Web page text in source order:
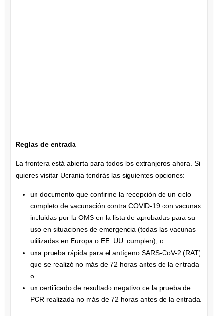
Reglas de entrada
La frontera está abierta para todos los extranjeros ahora. Si
quieres visitar Ucrania tendrás las siguientes opciones:
un documento que confirme la recepción de un ciclo
completo de vacunación contra COVID-19 con vacunas
incluidas por la OMS en la lista de aprobadas para su
uso en situaciones de emergencia (todas las vacunas
utilizadas en Europa o EE. UU. cumplen); o
una prueba rápida para el antígeno SARS-CoV-2 (RAT)
que se realizó no más de 72 horas antes de la entrada;
o
un certificado de resultado negativo de la prueba de
PCR realizada no más de 72 horas antes de la entrada.